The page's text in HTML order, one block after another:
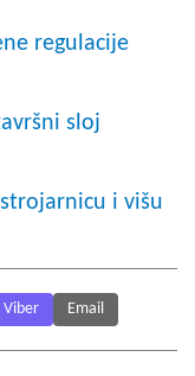
regulacije
sloj
i višu
Viber Email